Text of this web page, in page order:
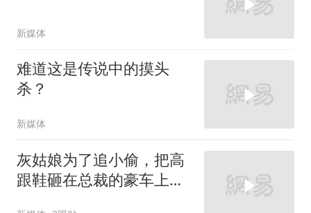
新媒体
难道这是传说中的摸头
杀？
新媒体
灰姑娘为了追小偷，把高
跟鞋砸在总裁的豪车上，